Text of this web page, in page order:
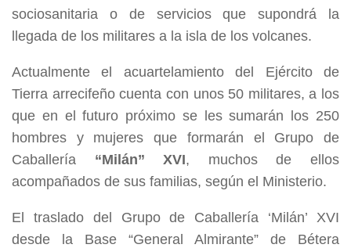
sociosanitaria o de servicios que supondrá la
llegada de los militares a la isla de los volcanes.
Actualmente el acuartelamiento del Ejército de
Tierra arrecifeño cuenta con unos 50 militares, a los
que en el futuro próximo se les sumarán los 250
hombres y mujeres que formarán el Grupo de
Caballería
“Milán” XVI, muchos de ellos
acompañados de sus familias, según el Ministerio.
El traslado del Grupo de Caballería ‘Milán’ XVI
desde la Base “General Almirante” de Bétera